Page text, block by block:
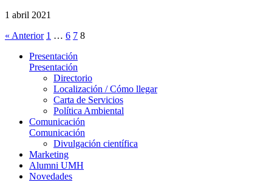
1 abril 2021
« Anterior 1 … 6 7 8
Presentación
Presentación
Directorio
Localización / Cómo llegar
Carta de Servicios
Política Ambiental
Comunicación
Comunicación
Divulgación científica
Marketing
Alumni UMH
Novedades